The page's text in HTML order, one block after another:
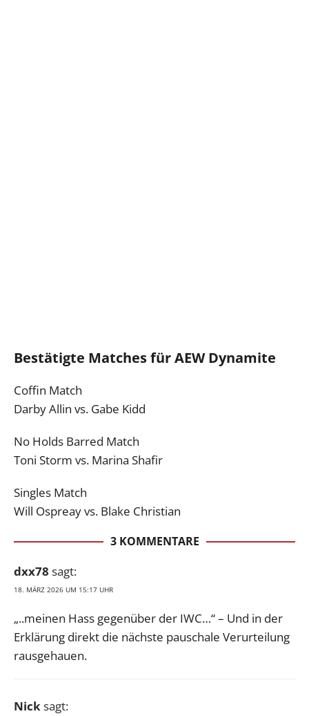
Bestätigte Matches für AEW Dynamite
Coffin Match
Darby Allin vs. Gabe Kidd
No Holds Barred Match
Toni Storm vs. Marina Shafir
Singles Match
Will Ospreay vs. Blake Christian
3 KOMMENTARE
dxx78 sagt:
18. MÄRZ 2026 UM 15:17 UHR
„..meinen Hass gegenüber der IWC…“ – Und in der
Erklärung direkt die nächste pauschale Verurteilung
rausgehauen.
Nicksagt: